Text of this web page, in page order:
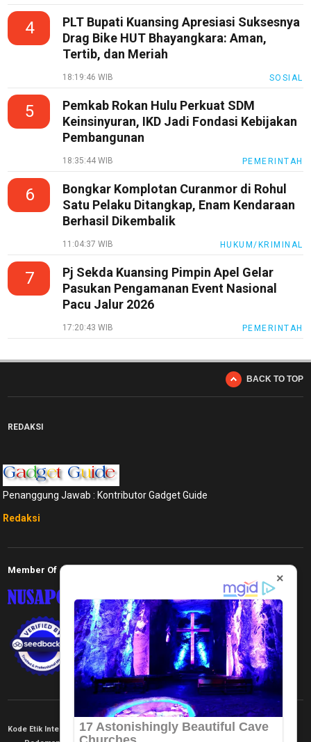
4
PLT Bupati Kuansing Apresiasi Suksesnya
Drag Bike HUT Bhayangkara: Aman,
Tertib, dan Meriah
18:19:46 WIB SOSIAL
5
Pemkab Rokan Hulu Perkuat SDM
Keinsinyuran, IKD Jadi Fondasi Kebijakan
Pembangunan
18:35:44 WIB PEMERINTAH
6
Bongkar Komplotan Curanmor di Rohul
Satu Pelaku Ditangkap, Enam Kendaraan
Berhasil Dikembalik
11:04:37 WIB HUKUM/KRIMINAL
7
Pj Sekda Kuansing Pimpin Apel Gelar
Pasukan Pengamanan Event Nasional
Pacu Jalur 2026
17:20:43 WIB PEMERINTAH
BACK TO TOP
REDAKSI
Penanggung Jawab : Kontributor Gadget Guide
Redaksi
Member Of
Kode Etik Internal KEJ Disclaimer
Tentang Kami
×